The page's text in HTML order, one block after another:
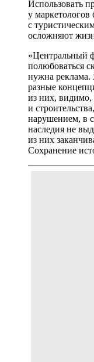
Использовать
у маркетологов
с
осложняют
«Центральный
полюбоваться
нужна реклама.
разные
из них, видимо,
и
нарушением, в
наследия не
из них
Сохранение